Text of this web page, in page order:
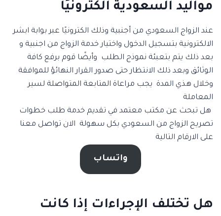
مواليد السعودية الكترونيًا
عند الزواج السعودي من أجنبية وذلك الكترونيًا عبر بوابة ابشر
الالكترونية بتسجيل الدخول واختيار خدمة الزواج من اجنبية و
بعد ذلك يتم بتعبئة نموذج الطلب وأيضًا قوم برفع كافة
الوثائق وبعد ذلك الانتظار حتى صدور القرار النهائؤ للموافقة
وخلال هذي المدة يجب مراعاة المتابعة المتواصلة لسير
المعاملة
هل تبحث عن مكتب معتمد في تقديم خدمة طلب خطوات
تصريح الزواج من السعودي بكل سهولة الان تواصل معنا
على الارقام التالية
واتساب
هل تختلف الإجراءات إذا كانت